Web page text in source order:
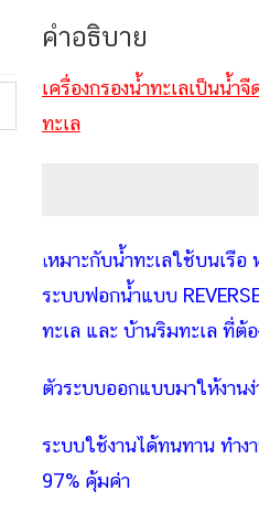
คำอธิบาย
เครื่องกรองน้ำทะเลเป็นน้
ทะเล
เหมาะกับน้ำทะเลใช้บนเรื
ระบบฟอกน้ำแบบ
ทะเล และ บ้านริมทะเล ที่ต้
ตัวระบบออกแบบมาให้งาน
ระบบใช้งานได้ทนทาน ทำง
97% คุ้มค่า